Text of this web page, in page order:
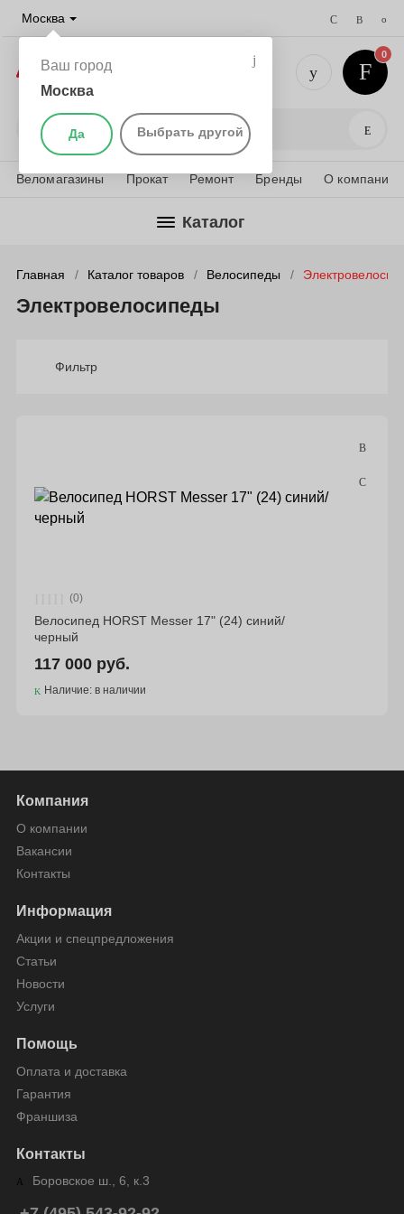
Москва
Ваш город
Москва
Да Выбрать другой Поиск
+7 (495)
0
Веломагазины Прокат Ремонт Бренды О компании
Каталог
Главная Каталог товаров Велосипеды
Электровелосипеды
Фильтр
(0)
Велосипед HORST Messer 17" (24) синий/
черный
117 000 руб.
Наличие: в наличии
Компания
О компании
Вакансии
Контакты
Информация
Акции и спецпредложения
Статьи
Новости
Услуги
Помощь
Оплата и доставка
Гарантия
Франшиза
Контакты
Боровское ш., 6, к.3